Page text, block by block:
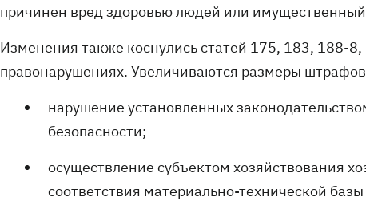
причинен вред здоровью людей или
Изменения также коснулись статей 175, 183, 188-
правонарушениях. Увеличиваются размеры
нарушение установленных
безопасности;
осуществление субъектом хозяйствования
соответствия материально-технической